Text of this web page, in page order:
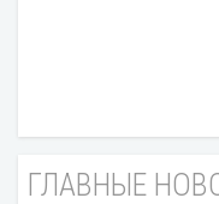
ГЛАВНЫЕ